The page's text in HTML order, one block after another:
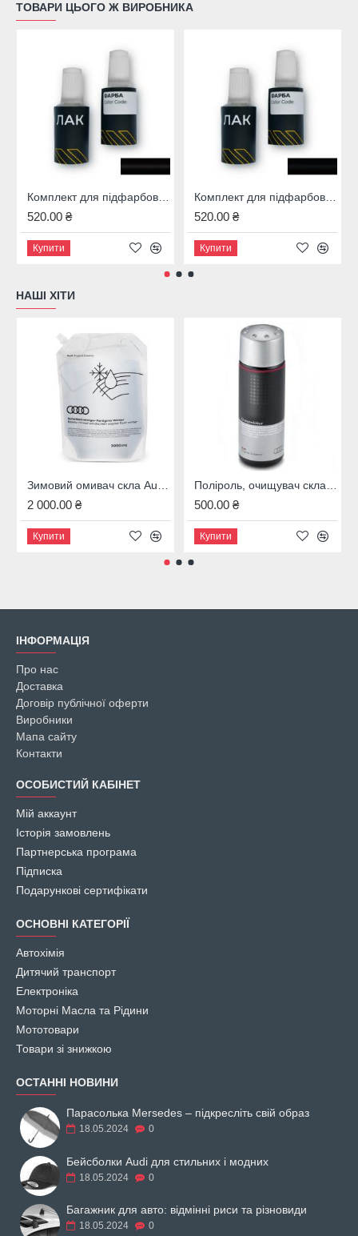
ТОВАРИ ЦЬОГО Ж ВИРОБНИКА
Комплект для підфарбовування BMW 475
520.00 ₴
Купити
Комплект для підфарбовування Mercedes Benz 197
520.00 ₴
Купити
НАШІ ХІТИ
Зимовий омивач скла Audi, 4M8096323B
2 000.00 ₴
Купити
Поліроль, очищувач скла Audi, 00A096329020
500.00 ₴
Купити
ІНФОРМАЦІЯ
Про нас
Доставка
Договір публічної оферти
Виробники
Мапа сайту
Контакти
ОСОБИСТИЙ КАБІНЕТ
Мій аккаунт
Історія замовлень
Партнерська програма
Підписка
Подарункові сертифікати
ОСНОВНІ КАТЕГОРІЇ
Автохімія
Дитячий транспорт
Електроніка
Моторні Масла та Рідини
Мототовари
Товари зі знижкою
ОСТАННІ НОВИНИ
Парасолька Mersedes – підкресліть свій образ
18.05.2024 0
Бейсболки Audi для стильних і модних
18.05.2024 0
Багажник для авто: відмінні риси та різновиди
18.05.2024 0